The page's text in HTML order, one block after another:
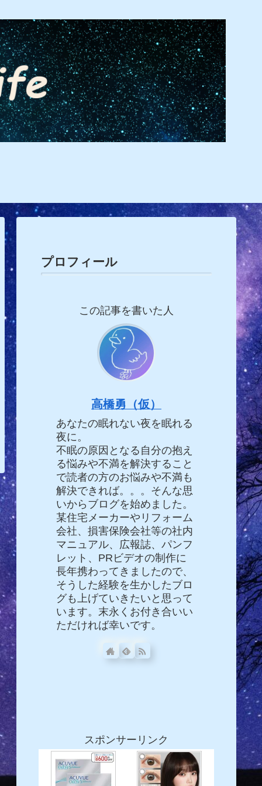
プロフィール
この記事を書いた人
高橋勇（仮）
あなたの眠れない夜を眠れる
夜に。
不眠の原因となる自分の抱え
る悩みや不満を解決すること
で読者の方のお悩みや不満も
解決できれば。。。そんな思
いからブログを始めました。
某住宅メーカーやリフォーム
会社、損害保険会社等の社内
マニュアル、広報誌、パンフ
レット、PRビデオの制作に
長年携わってきましたので、
そうした経験を生かしたブロ
グも上げていきたいと思って
います。末永くお付き合いい
ただければ幸いです。
スポンサーリンク